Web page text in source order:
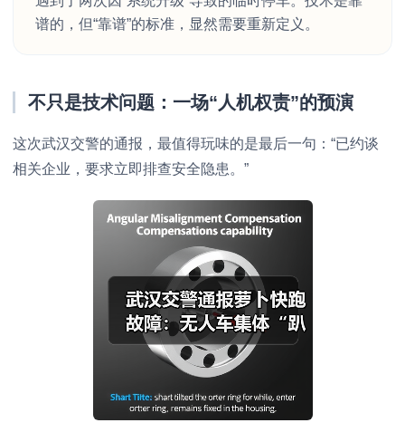
谱的，但“靠谱”的标准，显然需要重新定义。
不只是技术问题：一场“人机权责”的预演
这次武汉交警的通报，最值得玩味的是最后一句：“已约谈
相关企业，要求立即排查安全隐患。”